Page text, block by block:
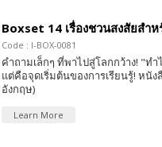
Boxset 14 เรื่องชวนสงสัยสำ
Code : I-BOX-0081
คำถามเล็กๆ ที่พาไปสู่โลกกว้าง! "ท
แต่คือจุดเริ่มต้นของการเรียนรู้! หนั
อังกฤษ)
Learn More